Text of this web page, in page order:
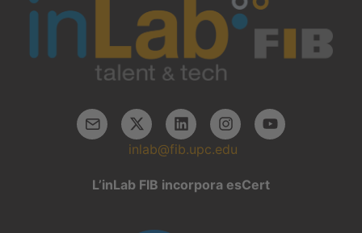
inlab@fib.upc.edu
L’inLab FIB incorpora esCert